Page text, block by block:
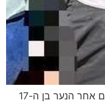
התפתחות משמעותית: במקביל לחיפושים אחר הנער בן ה-17